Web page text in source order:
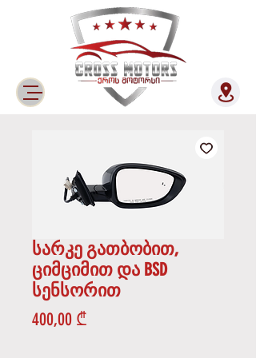
სარკე გათბობით,
ციმციმით და BSD
სენსორით
400,00 ₾